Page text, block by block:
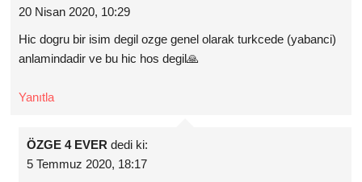
20 Nisan 2020, 10:29
Hic dogru bir isim degil ozge genel olarak turkcede (yabanci)
anlamindadir ve bu hic hos degil🙏
Yanıtla
ÖZGE 4 EVER dedi ki:
5 Temmuz 2020, 18:17